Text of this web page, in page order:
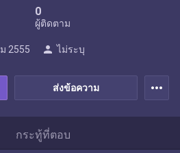
0
ผู้ติดตาม
ส่งข้อความ
2555 person ไม่ระบุ
more_horiz
กระทู้ที่ตอบ